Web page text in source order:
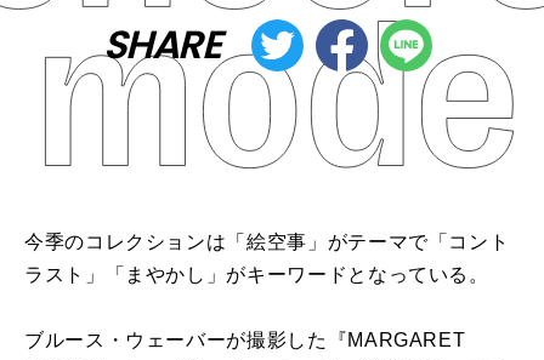
SHARE
今季のコレクションは「絵空事」がテーマで「コント
ラスト」「まやかし」がキーワードとなっている。
ブルース・ウェーバーが撮影した『MARGARET